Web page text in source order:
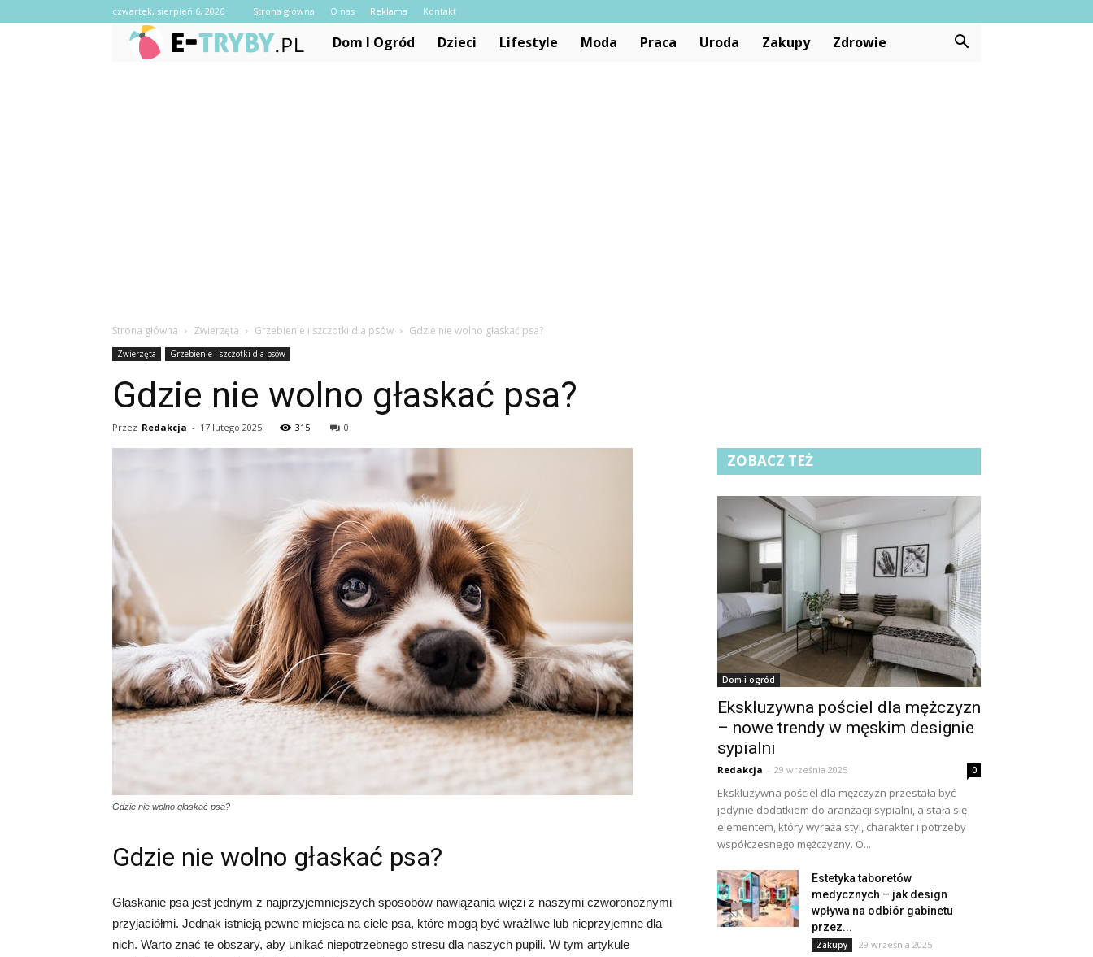
czwartek, sierpień 6, 2026 Strona główna O nas Reklama Kontakt
Dom I Ogród Dzieci Lifestyle Moda Praca Uroda Zakupy Zdrowie
Strona główna Zwierzęta Grzebienie i szczotki dla psów Gdzie nie wolno głaskać psa?
Zwierzęta Grzebienie i szczotki dla psów
Gdzie nie wolno głaskać psa?
Przez Redakcja - 17 lutego 2025 315 0
Gdzie nie wolno głaskać psa?
Gdzie nie wolno głaskać psa?
Głaskanie psa jest jednym z najprzyjemniejszych sposobów nawiązania więzi z naszymi czworonożnymi
przyjaciółmi. Jednak istnieją pewne miejsca na ciele psa, które mogą być wrażliwe lub nieprzyjemne dla
nich. Warto znać te obszary, aby unikać niepotrzebnego stresu dla naszych pupili. W tym artykule
ZOBACZ TEŻ
Dom i ogród
Ekskluzywna pościel dla mężczyzn
– nowe trendy w męskim designie
sypialni
Redakcja - 29 września 2025 0
Ekskluzywna pościel dla mężczyzn przestała być
jedynie dodatkiem do aranżacji sypialni, a stała się
elementem, który wyraża styl, charakter i potrzeby
współczesnego mężczyzny. O...
Estetyka taboretów
medycznych – jak design
wpływa na odbiór gabinetu
przez...
Zakupy 29 września 2025